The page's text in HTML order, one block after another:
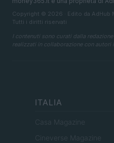
Copyright © 2026 · Edito da AdHub
Tutti i diritti riservati
I contenuti sono curati dalla
realizzati in collaborazione con autori
ITALIA
Casa Magazine
Cineverse Magazine